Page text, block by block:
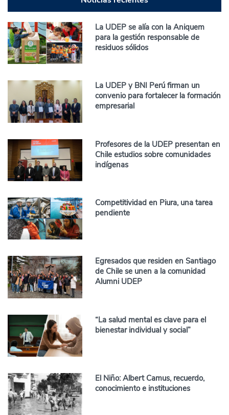
La UDEP se alía con la Aniquem
para la gestión responsable de
residuos sólidos
La UDEP y BNI Perú firman un
convenio para fortalecer la formación
empresarial
Profesores de la UDEP presentan en
Chile estudios sobre comunidades
indígenas
Competitividad en Piura, una tarea
pendiente
Egresados que residen en Santiago
de Chile se unen a la comunidad
Alumni UDEP
“La salud mental es clave para el
bienestar individual y social”
El Niño: Albert Camus, recuerdo,
conocimiento e instituciones